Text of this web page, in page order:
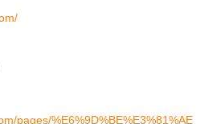
pages/%E6%9D%BE%E3%81%AE